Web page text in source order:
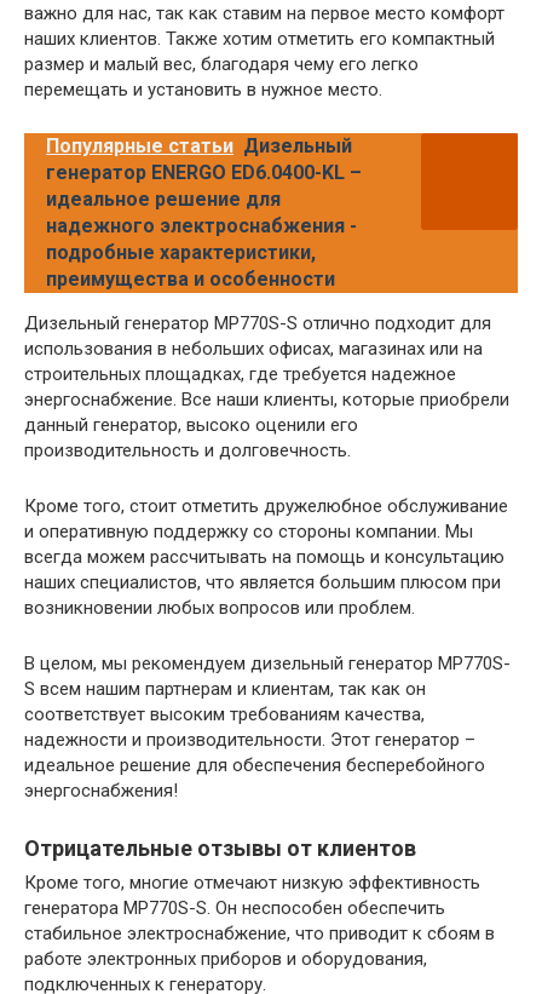
важно для нас, так как ставим на первое место комфорт
наших клиентов. Также хотим отметить его компактный
размер и малый вес, благодаря чему его легко
перемещать и установить в нужное место.
Популярные статьи Дизельный
генератор ENERGO ED6.0400-KL –
идеальное решение для
надежного электроснабжения -
подробные характеристики,
преимущества и особенности
Дизельный генератор MP770S-S отлично подходит для
использования в небольших офисах, магазинах или на
строительных площадках, где требуется надежное
энергоснабжение. Все наши клиенты, которые приобрели
данный генератор, высоко оценили его
производительность и долговечность.
Кроме того, стоит отметить дружелюбное обслуживание
и оперативную поддержку со стороны компании. Мы
всегда можем рассчитывать на помощь и консультацию
наших специалистов, что является большим плюсом при
возникновении любых вопросов или проблем.
В целом, мы рекомендуем дизельный генератор MP770S-
S всем нашим партнерам и клиентам, так как он
соответствует высоким требованиям качества,
надежности и производительности. Этот генератор –
идеальное решение для обеспечения бесперебойного
энергоснабжения!
Отрицательные отзывы от клиентов
Кроме того, многие отмечают низкую эффективность
генератора MP770S-S. Он неспособен обеспечить
стабильное электроснабжение, что приводит к сбоям в
работе электронных приборов и оборудования,
подключенных к генератору.